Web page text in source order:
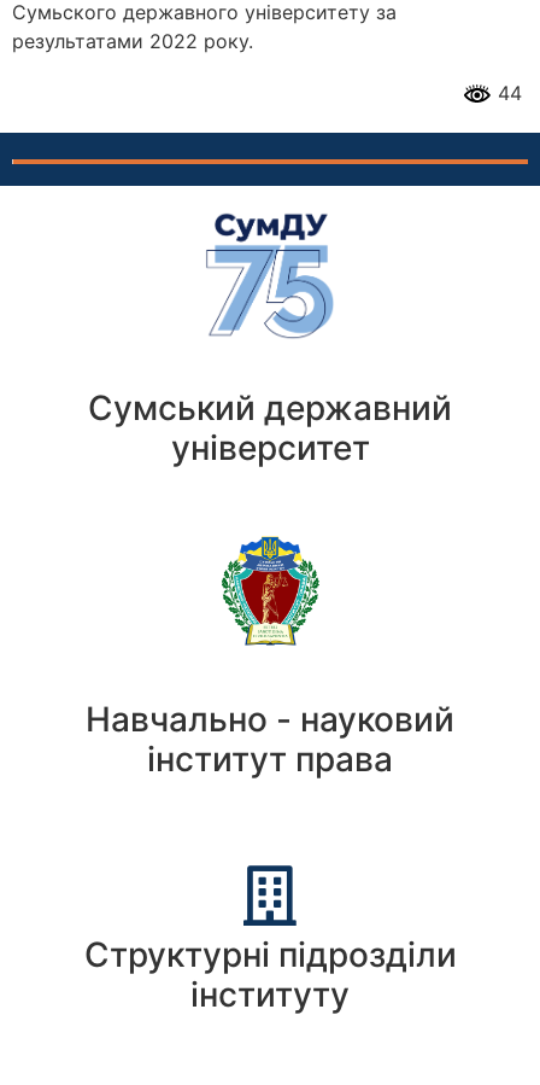
Сумьского державного університету за
результатами 2022 року.
44
Сумський державний
університет
Навчально - науковий
інститут права
Структурні підрозділи
інституту